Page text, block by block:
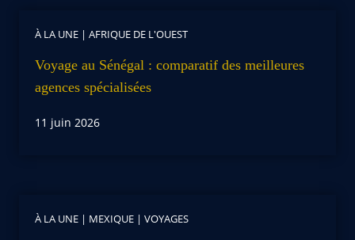
À LA UNE | AFRIQUE DE L'OUEST
Voyage au Sénégal : comparatif des meilleures
agences spécialisées
11 juin 2026
À LA UNE | MEXIQUE | VOYAGES